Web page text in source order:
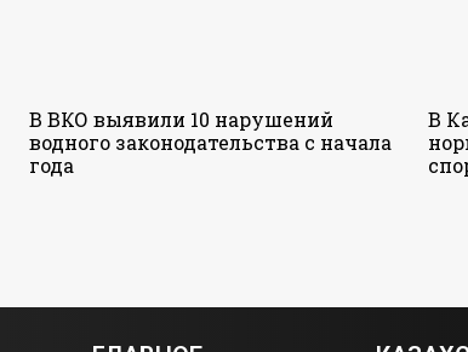
В ВКО выявили 10 нарушений
водного законодательства с начала
года
В